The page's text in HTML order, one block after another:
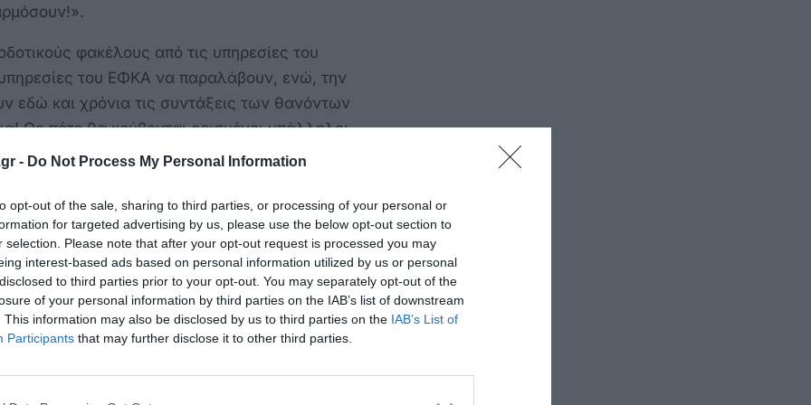
- Do Not Process My Personal Information
opt-out of the sale, sharing to third parties, or processing of your personal or
for targeted advertising by us, please use the below opt-out section to
selection. Please note that after your opt-out request is processed you may
interest-based ads based on personal information utilized by us or personal
to third parties prior to your opt-out. You may separately opt-out of the
of your personal information by third parties on the IAB’s list of downstream
This information may also be disclosed by us to third parties on the IAB’s List of
Participants that may further disclose it to other third parties.
φακέλους από τις υπηρεσίες του
του ΕΦΚΑ να παραλάβουν, ενώ, την
εδώ και χρόνια τις συντάξεις των θανόντων
Ως πότε θα κρύβονται ορισμένοι υπάλληλοι
θέτουν δίχως να συναισθάνονται τις
ο πρόεδρος του ΝΑΤ Κωνσταντίνος
από τη Γενική Διευθύντρια Συντάξεων
υφιστάμενους της και να τους ζητήσει να
να βρίσκουν 15 προβλήματα σε κάθε
συντάξεις σε όλες αυτές τις κυρίες οι
εδώ και καιρό» σημειώνει ο